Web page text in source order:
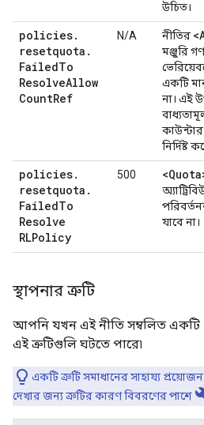
উচিত।
policies.
resetquota .
FailedTo
ResolveAllow
CountRef
N/A নীতির
মঞ্জুরি
একটি
না। এই
নির্দিষ্ট
policies.
resetquota .
FailedTo
Resolve
RLPolicy
500
যাবে না।
স্থাপনার ত্রুটি
আপনি যখন এই নীতি সম্বলিত একটি
এই ত্রুটিগুলি ঘটতে পারে৷
একটি ত্রুটি সমাধানের সাহায্য
দেখার জন্য ত্রুটির কারণ বিবরণের পাশে